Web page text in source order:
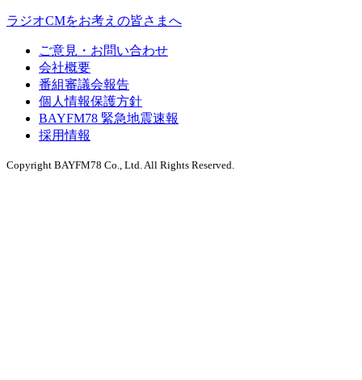
ラジオCMをお考えの皆さまへ
ご意見・お問い合わせ
会社概要
番組審議会報告
個人情報保護方針
BAYFM78 緊急地震速報
採用情報
Copyright BAYFM78 Co., Ltd. All Rights Reserved.